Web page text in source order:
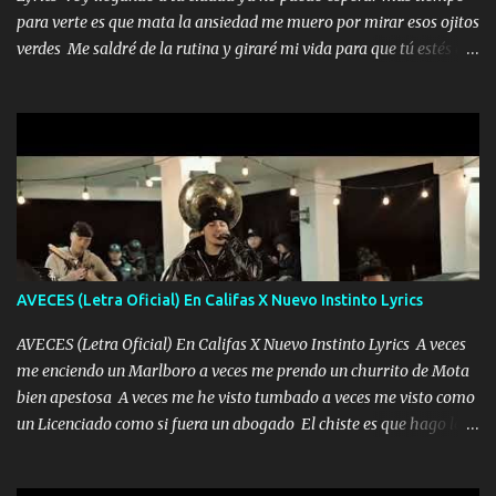
para verte es que mata la ansiedad me muero por mirar esos ojitos
verdes Me saldré de la rutina y giraré mi vida para que tú estés en
solo yo tendre el candado 🔒 del amor ❤️ Música Mil y un besos
para dar ya estando en tu ciudad no habrá quien lo detenga si las
copas van de más vayamos a un lugar y cerremos las puertas
Entre alcohol y besos se va incrementado el Fuego en esa
habitación ya no mires más el reloj Única por donde vas me curas
tú mi mal moviendo tu silueta no hay otra que te sea igual te ves
tan especial por eso es que me tientas Aquí estoy no dejaré que se
te acerque nadie porque solo yo tendre el candado 🔒 del a...
AVECES (Letra Oficial) En Califas X Nuevo Instinto Lyrics
AVECES (Letra Oficial) En Califas X Nuevo Instinto Lyrics A veces
me enciendo un Marlboro a veces me prendo un churrito de Mota
bien apestosa A veces me he visto tumbado a veces me visto como
un Licenciado como si fuera un abogado El chiste es que hago lo